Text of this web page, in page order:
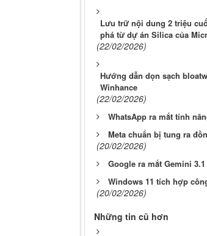
Lưu trữ nội dung 2 triệu
phá từ dự án Silica của
(22/02/2026)
Hướng dẫn dọn sạch
Winhance
(22/02/2026)
WhatsApp ra mắt tính
Meta chuẩn bị tung ra
(20/02/2026)
Google ra mắt Gemini
Windows 11 tích hợp
(20/02/2026)
Những tin cũ hơn